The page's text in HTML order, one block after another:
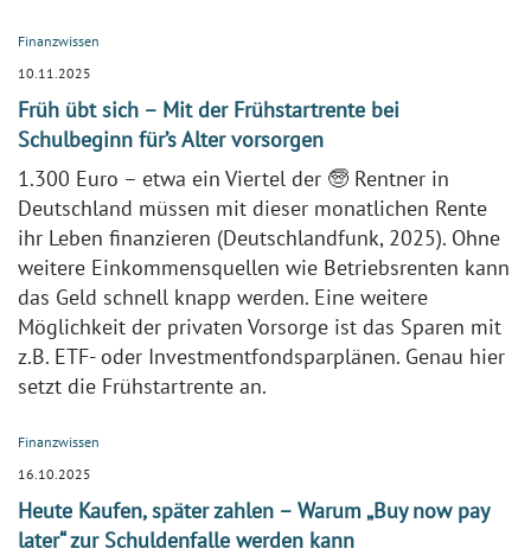
Finanzwissen
10.11.2025
Früh übt sich – Mit der Frühstartrente bei
Schulbeginn für’s Alter vorsorgen
1.300 Euro – etwa ein Viertel der 🧓 Rentner in
Deutschland müssen mit dieser monatlichen Rente
ihr Leben finanzieren (Deutschlandfunk, 2025). Ohne
weitere Einkommensquellen wie Betriebsrenten kann
das Geld schnell knapp werden. Eine weitere
Möglichkeit der privaten Vorsorge ist das Sparen mit
z.B. ETF- oder Investmentfondsparplänen. Genau hier
setzt die Frühstartrente an.
Finanzwissen
16.10.2025
Heute Kaufen, später zahlen – Warum „Buy now pay
later“ zur Schuldenfalle werden kann